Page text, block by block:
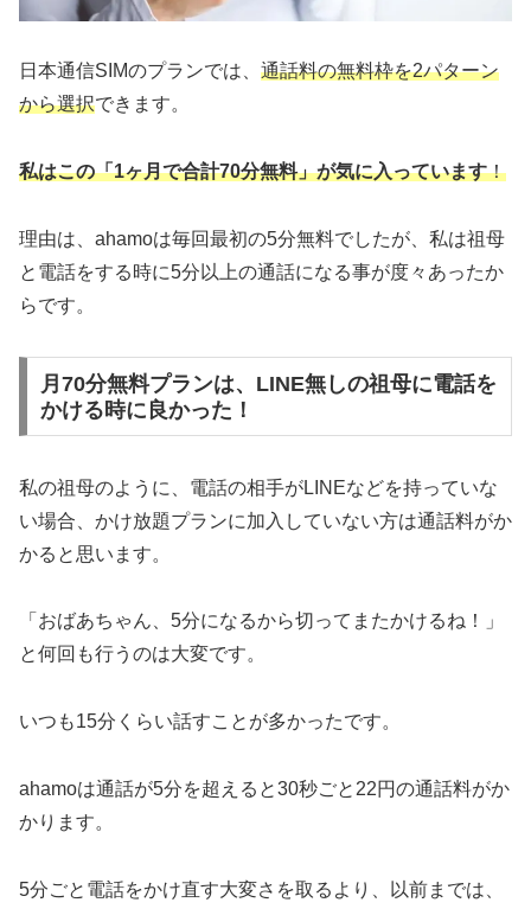
日本通信SIMのプランでは、 通話料の無料枠を2パターン
から選択できます。
私はこの「1ヶ月で合計70分無料」が気に入っています！
理由は、ahamoは毎回最初の5分無料でしたが、私は祖母
と電話をする時に5分以上の通話になる事が度々あったか
らです。
月70分無料プランは、LINE無しの祖母に電話を
かける時に良かった！
私の祖母のように、電話の相手がLINEなどを持っていな
い場合、かけ放題プランに加入していない方は通話料がか
かると思います。
「おばあちゃん、5分になるから切ってまたかけるね！」
と何回も行うのは大変です。
いつも15分くらい話すことが多かったです。
ahamoは通話が5分を超えると30秒ごと22円の通話料がか
かります。
5分ごと電話をかけ直す大変さを取るより、以前までは、